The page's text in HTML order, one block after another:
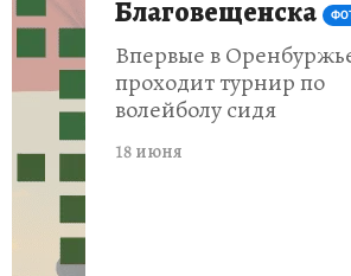
Благовещенска
Впервые в
проходит турнир по
волейболу сидя
18 июня